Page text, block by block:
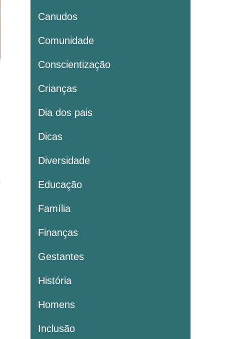
Canudos
Comunidade
Conscientização
Crianças
Dia dos pais
Dicas
Diversidade
Educação
Família
Finanças
Gestantes
História
Homens
Inclusão